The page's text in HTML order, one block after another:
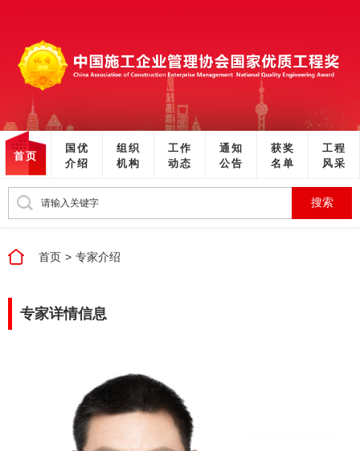
首页
国优
介绍
组织
机构
工作
动态
通知
公告
获奖
名单
工程
风采
搜索
首页 > 专家介绍
专家详情信息